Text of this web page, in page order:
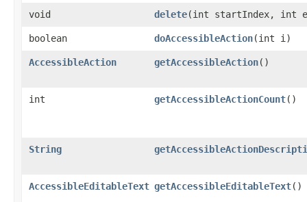
void delete(int startIndex, int
boolean doAccessibleAction(int i)
AccessibleAction getAccessibleAction()
int getAccessibleActionCount()
String
AccessibleEditableText getAccessibleEditableText()